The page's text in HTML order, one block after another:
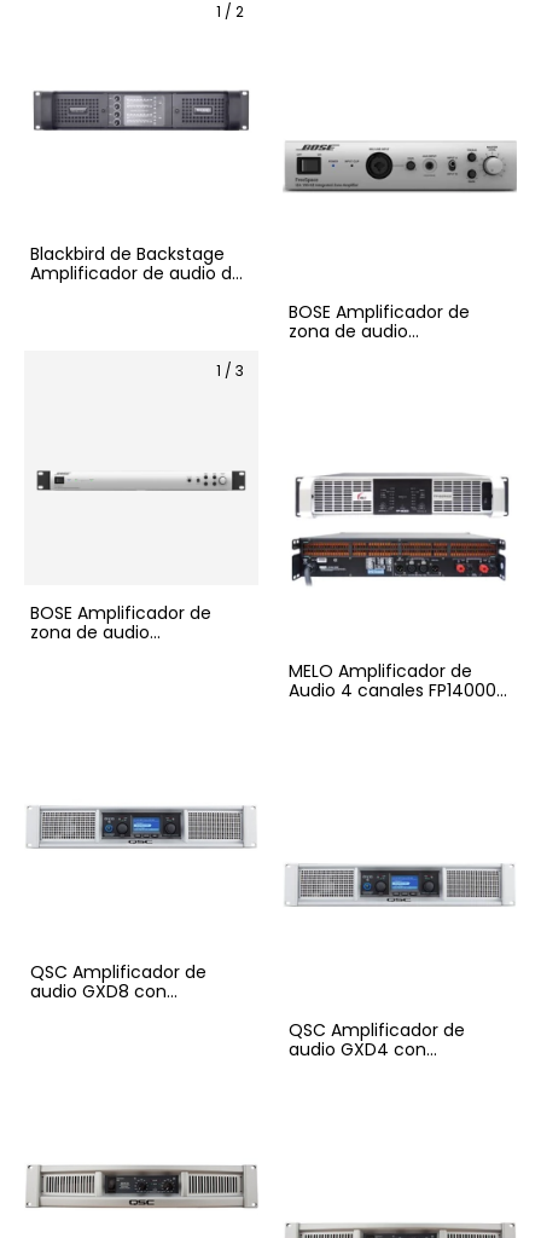
1 / 2
Blackbird de Backstage
Amplificador de audio de
BOSE Amplificador de
zona de audio
1 / 3
BOSE Amplificador de
zona de audio
MELO Amplificador de
Audio 4 canales FP14000Q
QSC Amplificador de
audio GXD8 con
QSC Amplificador de
audio GXD4 con